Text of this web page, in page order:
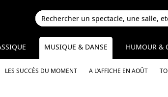
MUSIQUE & DANSE
LES SUCCÈS DU MOMENT A L’AFFICHE EN AOÛT
HUMOUR &